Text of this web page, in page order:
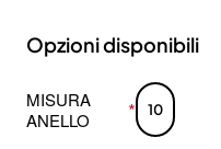
Opzioni disponibili
MISURA
ANELLO
10